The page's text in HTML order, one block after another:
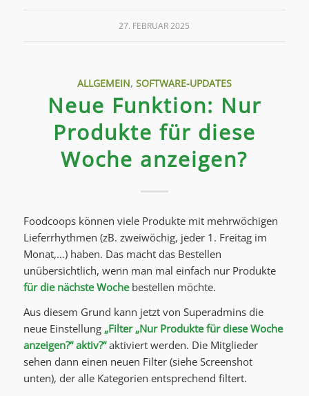
27. FEBRUAR 2025
ALLGEMEIN, SOFTWARE-UPDATES
Neue Funktion: Nur
Produkte für diese
Woche anzeigen?
Foodcoops können viele Produkte mit mehrwöchigen
Lieferrhythmen (zB. zweiwöchig, jeder 1. Freitag im
Monat,…) haben. Das macht das Bestellen
unübersichtlich, wenn man mal einfach nur Produkte
für die nächste Wochebestellen möchte.
Aus diesem Grund kann jetzt von Superadmins die
neue Einstellung „Filter „Nur Produkte für diese Woche
anzeigen?“ aktiv?“aktiviert werden. Die Mitglieder
sehen dann einen neuen Filter (siehe Screenshot
unten), der alle Kategorien entsprechend filtert.